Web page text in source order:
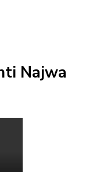
Najwa